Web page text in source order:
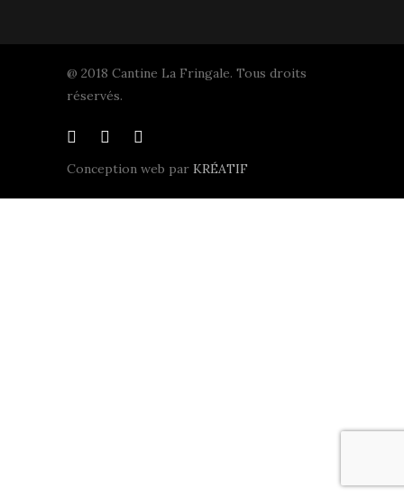
@ 2018 Cantine La Fringale. Tous droits
réservés.
Conception web par KRÉATIF